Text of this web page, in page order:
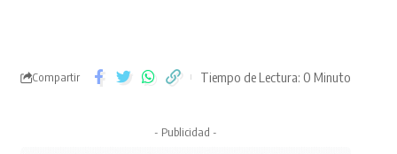
Compartir Tiempo de Lectura: 0 Minuto
- Publicidad -